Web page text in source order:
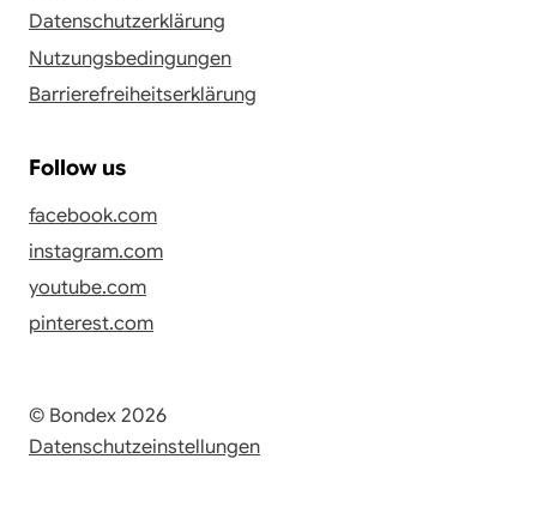
Datenschutzerklärung
Nutzungsbedingungen
Barrierefreiheitserklärung
Follow us
facebook.com
instagram.com
youtube.com
pinterest.com
© Bondex 2026
Datenschutzeinstellungen